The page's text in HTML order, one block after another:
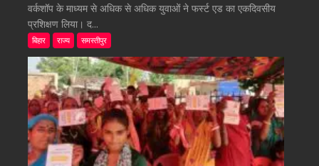
वर्कशॉप के माध्यम से अधिक से अधिक युवाओं ने फर्स्ट एड का एकदिवसीय
प्रशिक्षण लिया। द...
बिहार राज्य समस्तीपुर